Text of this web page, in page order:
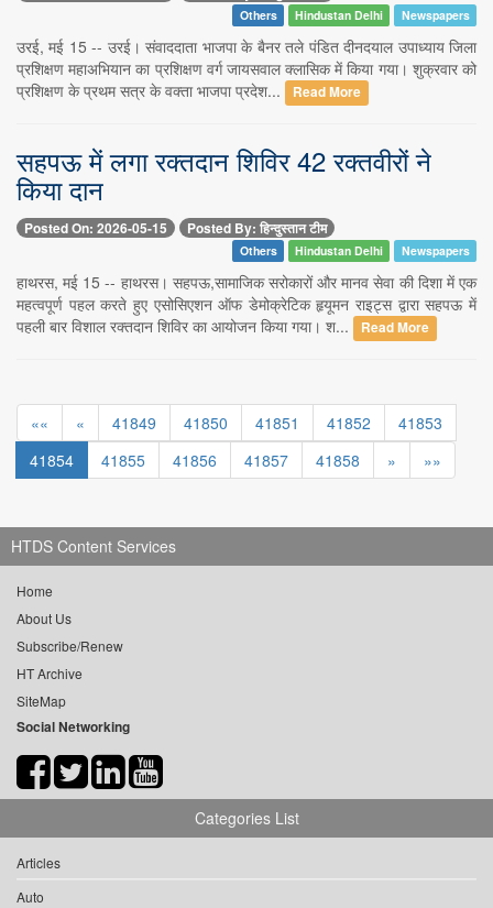
Others Hindustan Delhi Newspapers
उरई, मई 15 -- उरई। संवाददाता भाजपा के बैनर तले पंडित दीनदयाल उपाध्याय जिला
प्रशिक्षण महाअभियान का प्रशिक्षण वर्ग जायसवाल क्लासिक में किया गया। शुक्रवार को
प्रशिक्षण के प्रथम सत्र के वक्ता भाजपा प्रदेश...
Read More
सहपऊ में लगा रक्तदान शिविर 42 रक्तवीरों ने
किया दान
Posted On: 2026-05-15 Posted By: हिन्दुस्तान टीम
Others Hindustan Delhi Newspapers
हाथरस, मई 15 -- हाथरस। सहपऊ,सामाजिक सरोकारों और मानव सेवा की दिशा में एक
महत्वपूर्ण पहल करते हुए एसोसिएशन ऑफ डेमोक्रेटिक हृयूमन राइट्स द्वारा सहपऊ में
पहली बार विशाल रक्तदान शिविर का आयोजन किया गया। श...
Read More
«« « 41849 41850 41851 41852
41853
41854
41855 41856 41857 41858 » »»
HTDS Content Services
Home
About Us
Subscribe/Renew
HT Archive
SiteMap
Social Networking
Categories List
Articles
Auto